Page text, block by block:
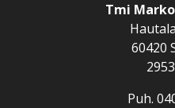
Tmi
60420
Puh.